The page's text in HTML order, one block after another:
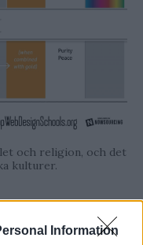
Information
och religion, och det
kulturer.